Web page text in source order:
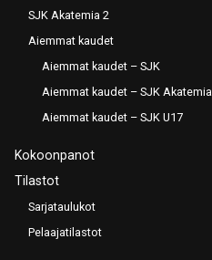
SJK Akatemia 2
Aiemmat kaudet
Aiemmat kaudet – SJK
Aiemmat kaudet – SJK Akatemia
Aiemmat kaudet – SJK U17
Kokoonpanot
Tilastot
Sarjataulukot
Pelaajatilastot